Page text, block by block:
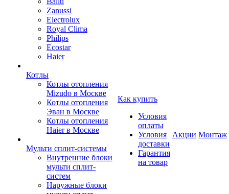
Zanussi
Electrolux
Royal Clima
Philips
Ecostar
Haier
Котлы
Котлы отопления
Mizudo в Москве
Котлы отопления
Эван в Москве
Котлы отопления
Haier в Москве
Мульти сплит-системы
Внутренние блоки
мульти сплит-
систем
Наружные блоки
Как купить
Условия
оплаты
Условия
доставки
Гарантия
на товар
Акции Монтаж